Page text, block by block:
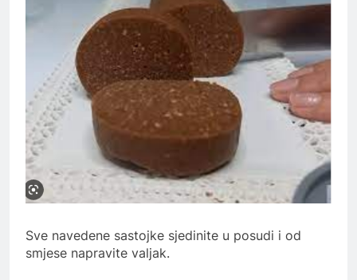
Sve navedene sastojke sjedinite u posudi i od
smjese napravite valjak.